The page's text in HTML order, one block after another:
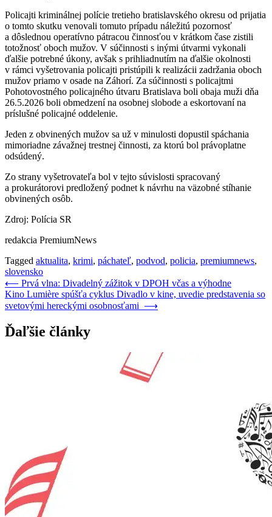
Policajti kriminálnej polície tretieho bratislavského okresu od prijatia
o tomto skutku venovali tomuto prípadu náležitú pozornosť
a dôslednou operatívno pátracou činnosťou v krátkom čase zistili
totožnosť oboch mužov. V súčinnosti s inými útvarmi vykonali
ďalšie potrebné úkony, avšak s prihliadnutím na ďalšie okolnosti
v rámci vyšetrovania policajti pristúpili k realizácii zadržania oboch
mužov priamo v osade na Záhorí. Za súčinnosti s policajtmi
Pohotovostného policajného útvaru Bratislava boli obaja muži dňa
26.5.2026 boli obmedzení na osobnej slobode a eskortovaní na
príslušné policajné oddelenie.
Jeden z obvinených mužov sa už v minulosti dopustil spáchania
mimoriadne závažnej trestnej činnosti, za ktorú bol právoplatne
odsúdený.
Zo strany vyšetrovateľa bol v tejto súvislosti spracovaný
a prokurátorovi predložený podnet k návrhu na väzobné stíhanie
obvinených osôb.
Zdroj: Polícia SR
redakcia PremiumNews
Tagged aktualita, krimi, páchateľ, podvod, policia, premiumnews,
slovensko
Navigácia
v
⟵ Prvá vlna: Divadelný zážitok v DPOH včas a výhodne
Kino Lumière spúšťa cyklus Divadlo v kine, uvedie predstavenia so
svetovými hereckými osobnosťami ⟶
Ďaľšie články